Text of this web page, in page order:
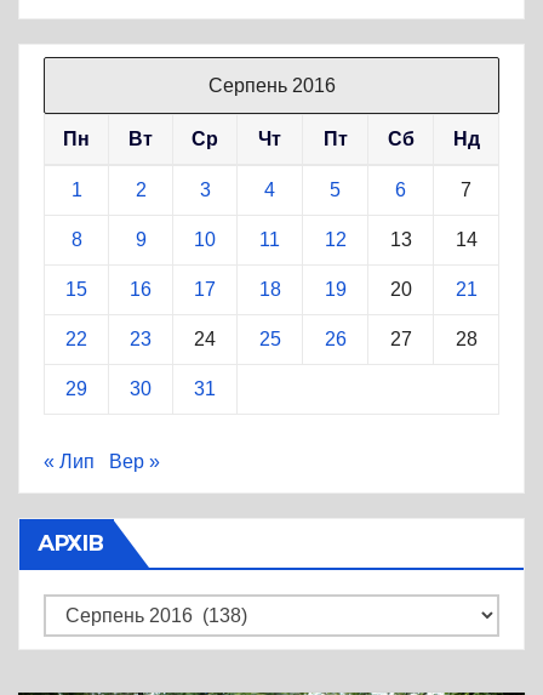
Серпень 2016
Пн Вт Ср Чт Пт Сб Нд
1 2 3 4 5 6 7
8 9 10 11 12 13 14
15 16 17 18 19 20 21
22 23 24 25 26 27 28
29 30 31
« Лип Вер »
АРХІВ
Архів